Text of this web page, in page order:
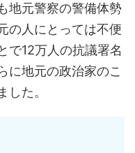
地元警察の警備体勢
の人にとっては不便
で12万人の抗議署名
に地元の政治家のこ
した。